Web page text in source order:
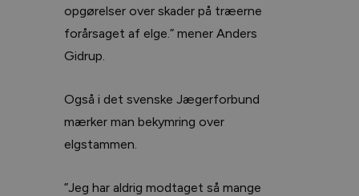
opgørelser over skader på træerne
forårsaget af elge.” mener Anders
Gidrup.
Også i det svenske Jægerforbund
mærker man bekymring over
elgstammen.
”Jeg har aldrig modtaget så mange